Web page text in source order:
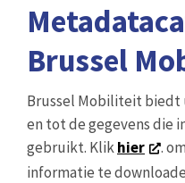
Brussel
Brussel Mobiliteit biedt
en tot de gegevens die
gebruikt. Klikhier
.
informatie te